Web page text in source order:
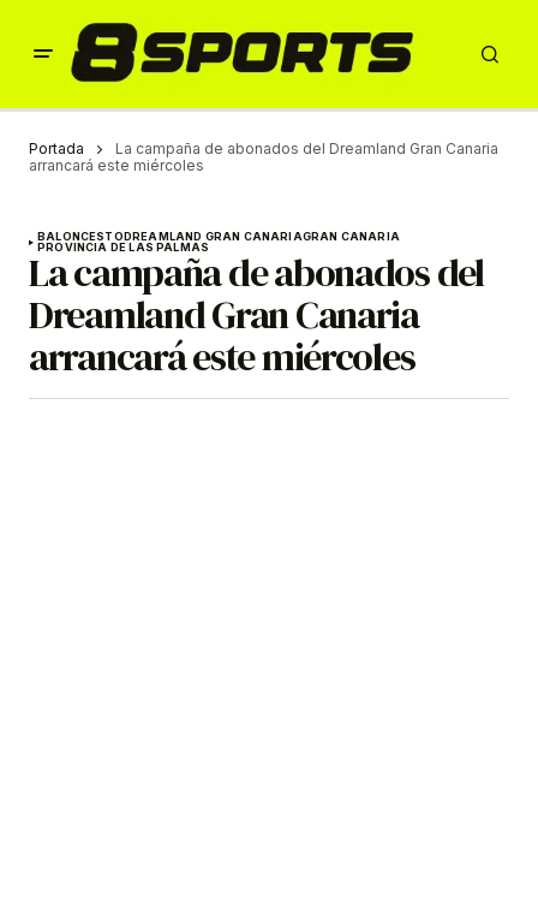
Portada
La campaña de abonados del Dreamland Gran Canaria
arrancará este miércoles
BALONCESTODREAMLAND GRAN CANARIAGRAN CANARIA
PROVINCIA DE LAS PALMAS
La campaña de abonados del
Dreamland Gran Canaria
arrancará este miércoles